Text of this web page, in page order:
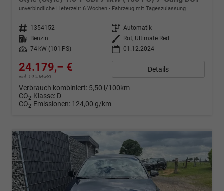
unverbindliche Lieferzeit: 6 Wochen Fahrzeug mit Tageszulassung
Fahrzeugnr. 1354152 Getriebe Automatik
Kraftstoff
Benzin Außenfarbe
Rot, Ultimate Red
Leistung
74 kW (101 PS) 01.12.2024
24.179,– €
incl. 19% MwSt.
Details
Verbrauch kombiniert: 5,50 l/100km
CO2-Klasse: D
CO2-Emissionen: 124,00 g/km